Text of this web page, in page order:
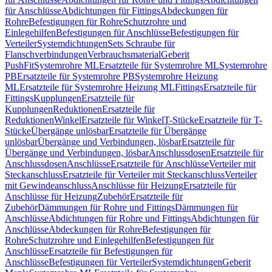
für AnschlüsseAbdichtungen für FittingsAbdeckungen für
RohreBefestigungen für RohreSchutzrohre und
EinlegehilfenBefestigungen für AnschlüsseBefestigungen für
VerteilerSystemdichtungenSets Schraube für
FlanschverbindungenVerbrauchsmaterialGeberit
PushFitSystemrohre MLErsatzteile für Systemrohre MLSystemrohre
PBErsatzteile für Systemrohre PBSystemrohre Heizung
MLErsatzteile für Systemrohre Heizung MLFittingsErsatzteile für
FittingsKupplungenErsatzteile für
KupplungenReduktionenErsatzteile für
ReduktionenWinkelErsatzteile für WinkelT-StückeErsatzteile für T-
StückeÜbergänge unlösbarErsatzteile für Übergänge
unlösbarÜbergänge und Verbindungen, lösbarErsatzteile für
Übergänge und Verbindungen, lösbarAnschlussdosenErsatzteile für
AnschlussdosenAnschlüsseErsatzteile für AnschlüsseVerteiler mit
SteckanschlussErsatzteile für Verteiler mit SteckanschlussVerteiler
mit GewindeanschlussAnschlüsse für HeizungErsatzteile für
Anschlüsse für HeizungZubehörErsatzteile für
ZubehörDämmungen für Rohre und FittingsDämmungen für
AnschlüsseAbdichtungen für Rohre und FittingsAbdichtungen für
AnschlüsseAbdeckungen für RohreBefestigungen für
RohreSchutzrohre und EinlegehilfenBefestigungen für
AnschlüsseErsatzteile für Befestigungen für
AnschlüsseBefestigungen für VerteilerSystemdichtungenGeberit